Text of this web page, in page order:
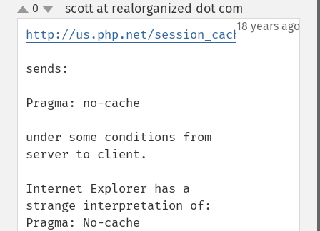
up
down
0 scott at realorganized dot com
18 years ago
http://us.php.net/session_cache_limiter
sends:
Pragma: no-cache
under some conditions from
server to client.
Internet Explorer has a
strange interpretation of:
Pragma: No-cache